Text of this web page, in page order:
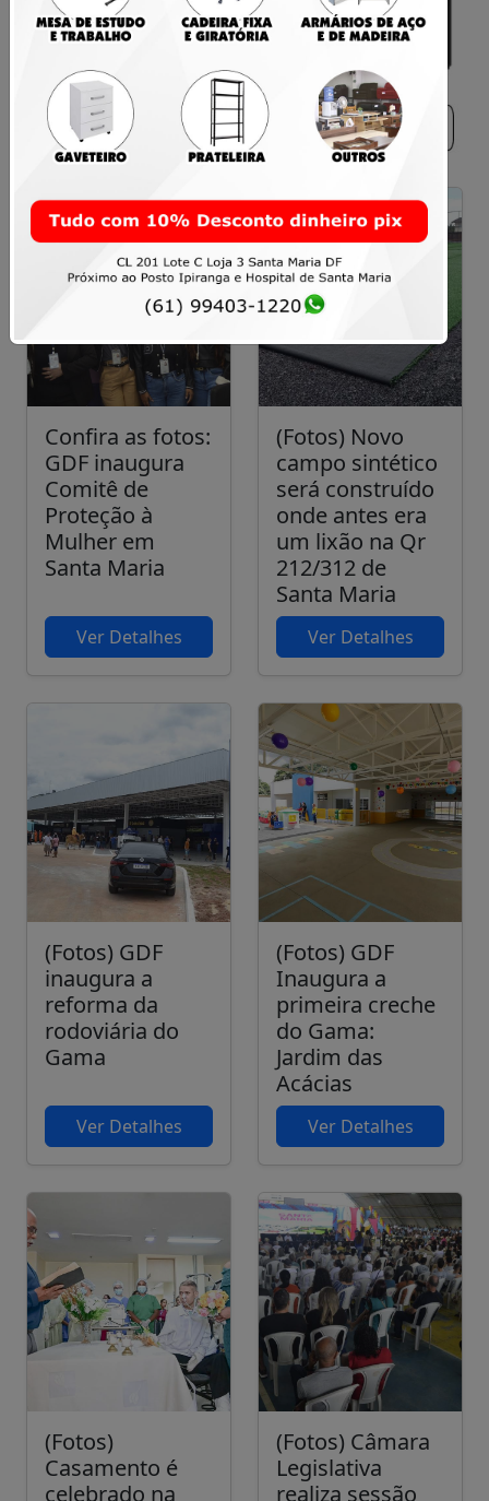
Confira as fotos:
GDF inaugura
Comitê de
Proteção à
Mulher em
Santa Maria
Ver Detalhes
(Fotos) Novo
campo sintético
será construído
onde antes era
um lixão na Qr
212/312 de
Santa Maria
Ver Detalhes
(Fotos) GDF
inaugura a
reforma da
rodoviária do
Gama
Ver Detalhes
(Fotos) GDF
Inaugura a
primeira creche
do Gama:
Jardim das
Acácias
Ver Detalhes
(Fotos)
Casamento é
celebrado na
(Fotos) Câmara
Legislativa
realiza sessão